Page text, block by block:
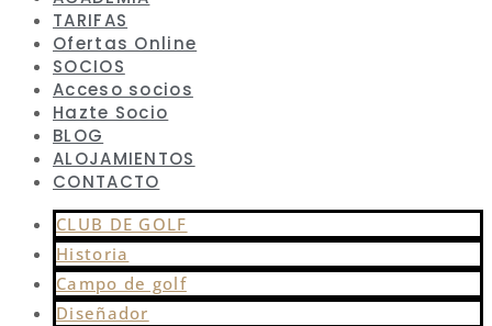
TARIFAS
Ofertas Online
SOCIOS
Acceso socios
Hazte Socio
BLOG
ALOJAMIENTOS
CONTACTO
CLUB DE GOLF
Historia
Campo de golf
Diseñador